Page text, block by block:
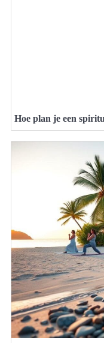
Hoe plan je een